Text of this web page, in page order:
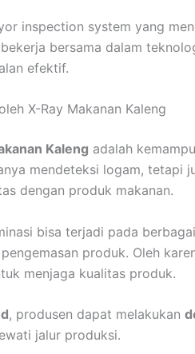
inspection system yang
bersama dalam
efektif.
X-Ray Makanan Kaleng
Kaleng adalah
mendeteksi logam, tetapi
dengan produk makanan.
bisa terjadi pada
produk. Oleh
menjaga kualitas produk.
, produsen dapat melakukan
jalur produksi.